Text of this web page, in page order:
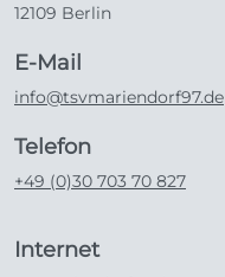
12109 Berlin
E-Mail
info@tsvmariendorf97.de
Telefon
+49 (0)30 703 70 827
Internet